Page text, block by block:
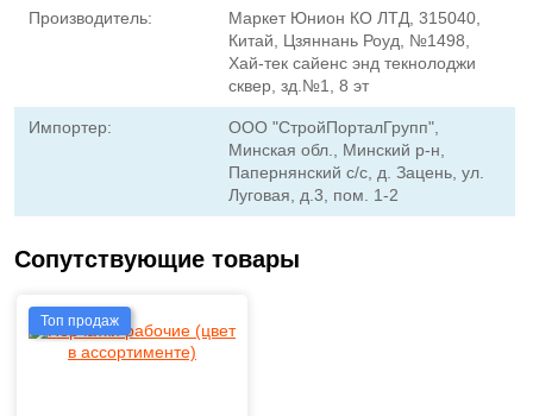
Производитель:
Маркет Юнион КО ЛТД, 315040,
Китай, Цзяннань Роуд, №1498,
Хай-тек сайенс энд текнолоджи
сквер, зд.№1, 8 эт
Импортер:
ООО "СтройПорталГрупп",
Минская обл., Минский р-н,
Папернянский с/с, д. Зацень, ул.
Луговая, д.3, пом. 1-2
Сопутствующие товары
Топ продаж